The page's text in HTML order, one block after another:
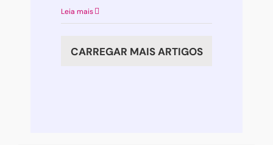
Leia mais
CARREGAR MAIS ARTIGOS